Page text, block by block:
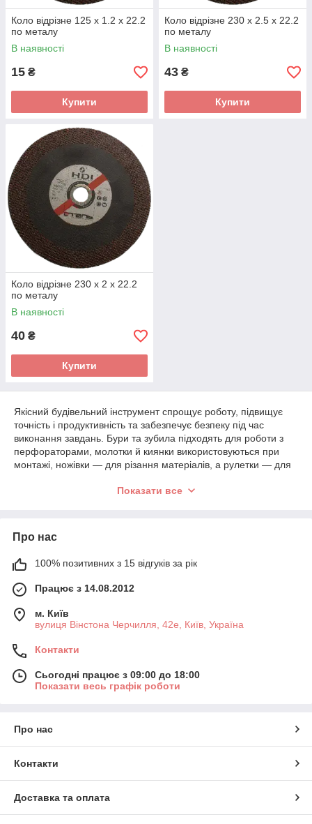
Коло відрізне 125 х 1.2 х 22.2
по металу
В наявності
15 ₴
Купити
Коло відрізне 230 х 2.5 х 22.2
по металу
В наявності
43 ₴
Купити
Коло відрізне 230 х 2 х 22.2
по металу
В наявності
40 ₴
Купити
Якісний будівельний інструмент спрощує роботу, підвищує
точність і продуктивність та забезпечує безпеку під час
виконання завдань. Бури та зубила підходять для роботи з
перфораторами, молотки й киянки використовуються при
монтажі, ножівки — для різання матеріалів, а рулетки — для
Пістолети для герметиків, клею й монтажної піни
Каталог включає як побутовий, так і професійний інструмент
Показати все
Про нас
100% позитивних з 15 відгуків за рік
Працює з 14.08.2012
м. Київ
вулиця Вінстона Черчилля, 42е, Київ, Україна
Контакти
Сьогодні працює з 09:00 до 18:00
Показати весь графік роботи
Про нас
Контакти
Доставка та оплата